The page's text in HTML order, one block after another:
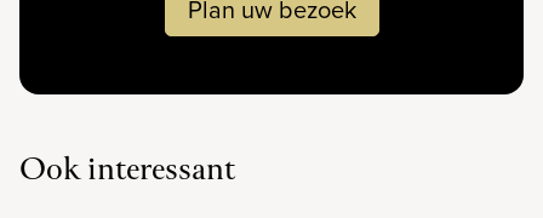
Plan uw bezoek
Ook interessant